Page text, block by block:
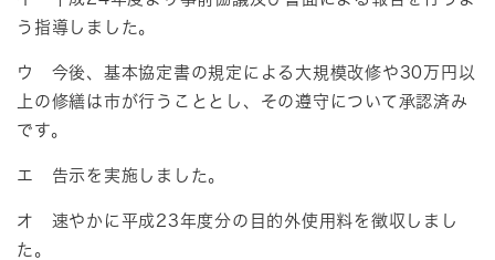
う指導しました。
ウ 今後、基本協定書の規定による大規模改修や30万円以
上の修繕は市が行うこととし、その遵守について承認済み
です。
エ 告示を実施しました。
オ 速やかに平成23年度分の目的外使用料を徴収しまし
た。